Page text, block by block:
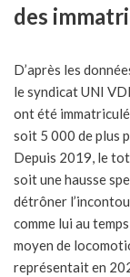
des
D’après les
le syndicat UNI
ont été
soit 5 000 de plus
Depuis 2019, le
soit une hausse
détrôner
comme lui au
moyen de
représentait en